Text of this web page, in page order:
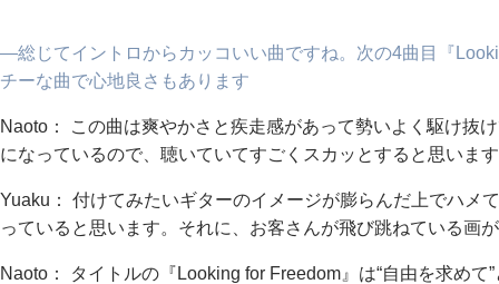
―総じてイントロからカッコいい曲ですね。次の4曲目『
チーな曲で心地良さもあります
Naoto： この曲は爽やかさと疾走感があって勢いよく駆け抜
になっているので、聴いていてすごくスカッとすると思いま
Yuaku： 付けてみたいギターのイメージが膨らんだ上でハメ
っていると思います。それに、お客さんが飛び跳ねている画
Naoto： タイトルの『Looking for Freedom』は“自由を求め